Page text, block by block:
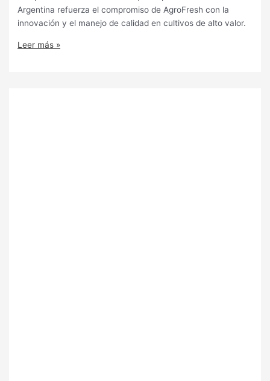
Argentina refuerza el compromiso de AgroFresh con la
innovación y el manejo de calidad en cultivos de alto valor.
Leer más »